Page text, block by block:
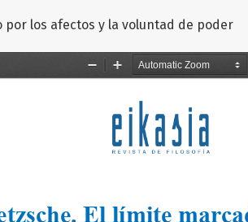
por los afectos y la voluntad de poder